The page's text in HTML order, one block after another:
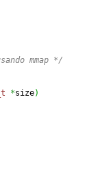
mmap */
*size)